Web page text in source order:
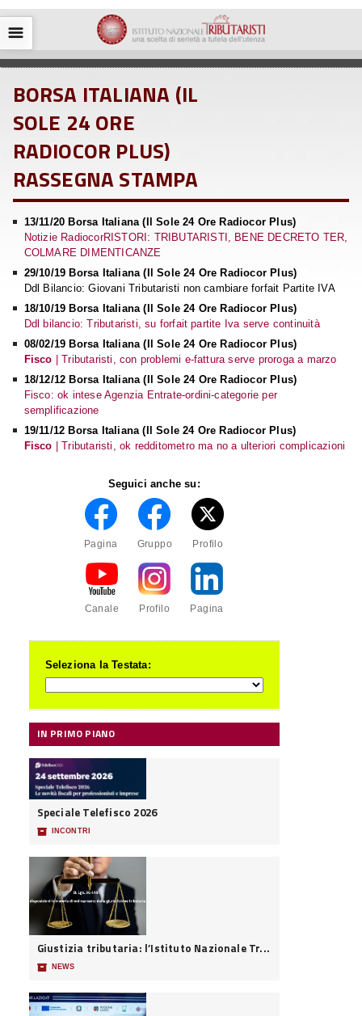
☰
BORSA ITALIANA (IL
SOLE 24 ORE
RADIOCOR PLUS)
RASSEGNA STAMPA
13/11/20 Borsa Italiana (Il Sole 24 Ore Radiocor Plus)
Notizie RadiocorRISTORI: TRIBUTARISTI, BENE DECRETO TER,
COLMARE DIMENTICANZE
29/10/19 Borsa Italiana (Il Sole 24 Ore Radiocor Plus)
Ddl Bilancio: Giovani Tributaristi non cambiare forfait Partite IVA
18/10/19 Borsa Italiana (Il Sole 24 Ore Radiocor Plus)
Ddl bilancio: Tributaristi, su forfait partite Iva serve continuità
08/02/19 Borsa Italiana (Il Sole 24 Ore Radiocor Plus)
Fisco | Tributaristi, con problemi e-fattura serve proroga a marzo
18/12/12 Borsa Italiana (Il Sole 24 Ore Radiocor Plus)
Fisco: ok intese Agenzia Entrate-ordini-categorie per
semplificazione
19/11/12 Borsa Italiana (Il Sole 24 Ore Radiocor Plus)
Fisco | Tributaristi, ok redditometro ma no a ulteriori complicazioni
Seguici anche su:
Pagina Gruppo Profilo
Canale Profilo Pagina
Seleziona la Testata:
IN PRIMO PIANO
Speciale Telefisco 2026
📦 INCONTRI
Giustizia tributaria: l’Istituto Nazionale Tr...
📦 NEWS